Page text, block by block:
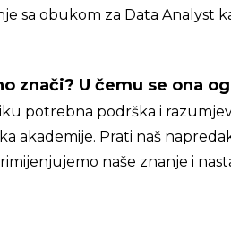
sa obukom za Data Analyst
znači? U čemu se ona
potrebna podrška i
akademije. Prati naš
naše znanje i